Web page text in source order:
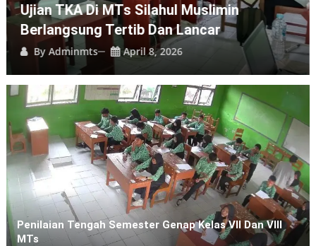
Ujian TKA Di MTs Silahul Muslimin
Berlangsung Tertib Dan Lancar
ByAdminmts April 8, 2026
Penilaian Tengah Semester Genap Kelas VII Dan VIII
MTs